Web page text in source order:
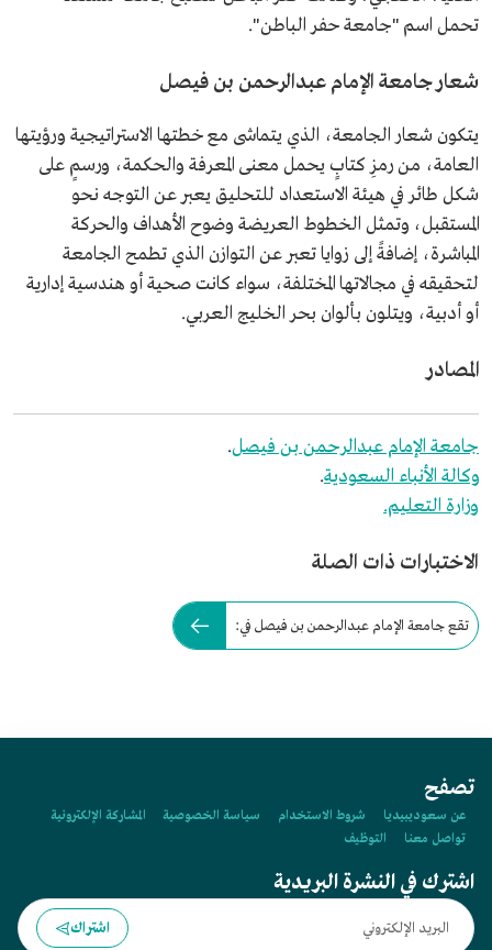
تحمل اسم "جامعة حفر الباطن".
شعار جامعة الإمام عبدالرحمن بن فيصل
يتكون شعار الجامعة، الذي يتماشى مع خطتها الاستراتيجية ورؤيتها
العامة، من رمزِ كتابٍ يحمل معنى المعرفة والحكمة، ورسمٍ على
شكل طائر في هيئة الاستعداد للتحليق يعبر عن التوجه نحو
المستقبل، وتمثل الخطوط العريضة وضوح الأهداف والحركة
المباشرة، إضافةً إلى زوايا تعبر عن التوازن الذي تطمح الجامعة
لتحقيقه في مجالاتها المختلفة، سواء كانت صحية أو هندسية إدارية
أو أدبية، ويتلون بألوان بحر الخليج العربي.
المصادر
جامعة الإمام عبدالرحمن بن فيصل.
وكالة الأنباء السعودية.
وزارة التعليم.
الاختبارات ذات الصلة
تقع جامعة الإمام عبدالرحمن بن فيصل في:
تصفح
عن سعوديبيديا شروط الاستخدام سياسة الخصوصية
المشاركة الإلكترونية
تواصل معنا
التوظيف
اشترك في النشرة البريدية
اشتراك